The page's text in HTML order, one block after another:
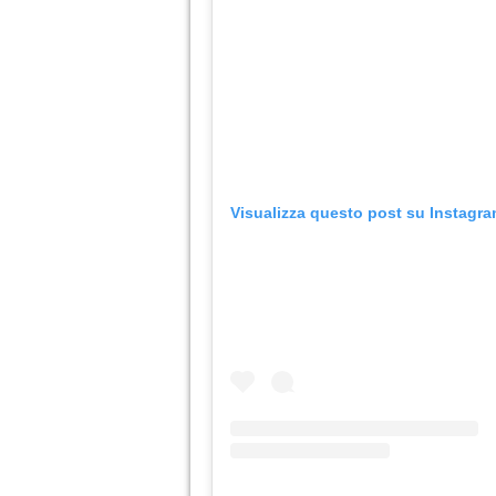
Visualizza questo post su